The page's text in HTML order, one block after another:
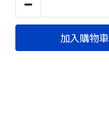
加入購物車